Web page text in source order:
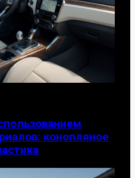
конопляное